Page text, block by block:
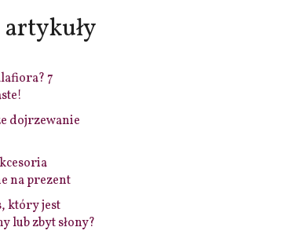
7
dojrzewanie
na prezent
który jest
lub zbyt słony?